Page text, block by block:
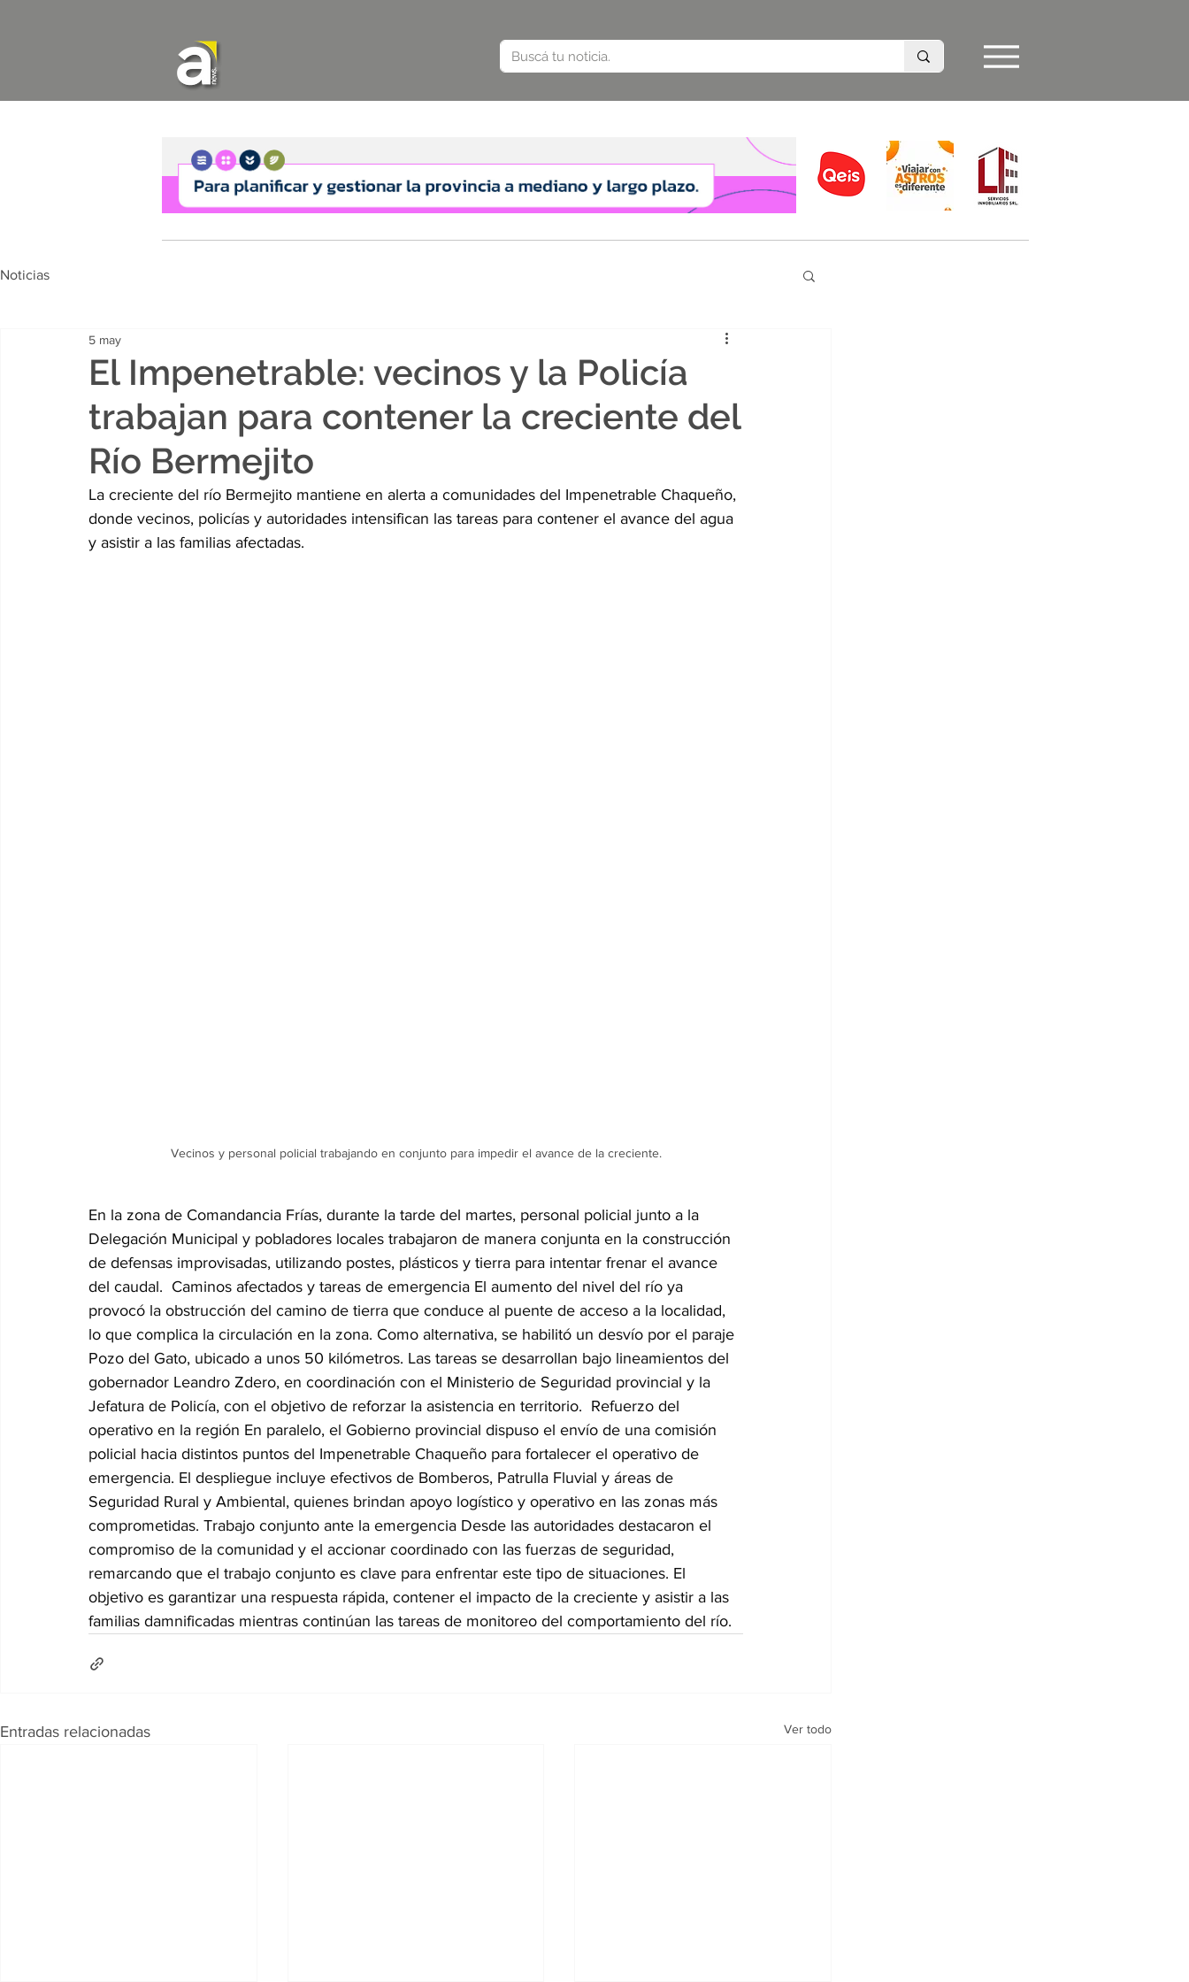
Noticias
El Impenetrable: vecinos y la Policía
trabajan para contener la creciente del
Río Bermejito
5 may
La creciente del río Bermejito mantiene en alerta a comunidades del Impenetrable Chaqueño,
donde vecinos, policías y autoridades intensifican las tareas para contener el avance del agua
y asistir a las familias afectadas.
Vecinos y personal policial trabajando en conjunto para impedir el avance de la creciente.
En la zona de Comandancia Frías, durante la tarde del martes, personal policial junto a la
Delegación Municipal y pobladores locales trabajaron de manera conjunta en la construcción
de defensas improvisadas, utilizando postes, plásticos y tierra para intentar frenar el avance
del caudal.  Caminos afectados y tareas de emergencia El aumento del nivel del río ya
provocó la obstrucción del camino de tierra que conduce al puente de acceso a la localidad,
lo que complica la circulación en la zona. Como alternativa, se habilitó un desvío por el paraje
Pozo del Gato, ubicado a unos 50 kilómetros. Las tareas se desarrollan bajo lineamientos del
gobernador Leandro Zdero, en coordinación con el Ministerio de Seguridad provincial y la
Jefatura de Policía, con el objetivo de reforzar la asistencia en territorio.  Refuerzo del
operativo en la región En paralelo, el Gobierno provincial dispuso el envío de una comisión
policial hacia distintos puntos del Impenetrable Chaqueño para fortalecer el operativo de
emergencia. El despliegue incluye efectivos de Bomberos, Patrulla Fluvial y áreas de
Seguridad Rural y Ambiental, quienes brindan apoyo logístico y operativo en las zonas más
comprometidas. Trabajo conjunto ante la emergencia Desde las autoridades destacaron el
compromiso de la comunidad y el accionar coordinado con las fuerzas de seguridad,
remarcando que el trabajo conjunto es clave para enfrentar este tipo de situaciones. El
objetivo es garantizar una respuesta rápida, contener el impacto de la creciente y asistir a las
familias damnificadas mientras continúan las tareas de monitoreo del comportamiento del río.
Entradas relacionadas Ver todo